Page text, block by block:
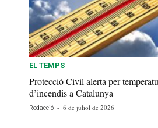
EL TEMPS
Protecció Civil alerta per
d’incendis a Catalunya
Redacció - 6 de juliol de 2026